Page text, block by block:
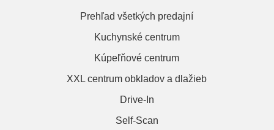
Prehľad všetkých predajní
Kuchynské centrum
Kúpeľňové centrum
XXL centrum obkladov a dlažieb
Drive-In
Self-Scan